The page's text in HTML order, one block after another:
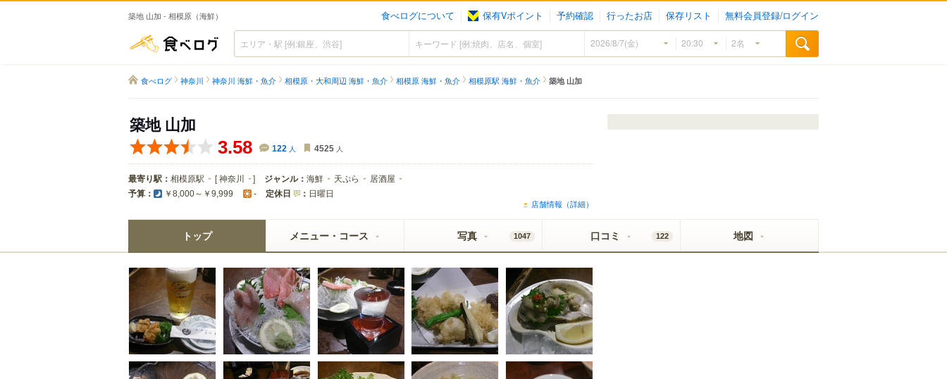
築地 山加 - 相模原（海鮮） 食べログについて 保有Vポイント 予約確認 行ったお店 保存リスト 無料会員登録/ログイン
食べログ
食べログ 神奈川 神奈川 海鮮・魚介 相模原・大和周辺 海鮮・魚介 相模原 海鮮・魚介 相模原駅 海鮮・魚介 築地 山加
築地 山加
3.58 122 人 4525 人
最寄り駅： 相模原駅 [神奈川 ] ジャンル： 海鮮 天ぷら 居酒屋
予算： ￥8,000～￥9,999 - 定休日 ： 日曜日
店舗情報（詳細）
トップ メニュー・コース 写真 1047 口コミ 122 地図